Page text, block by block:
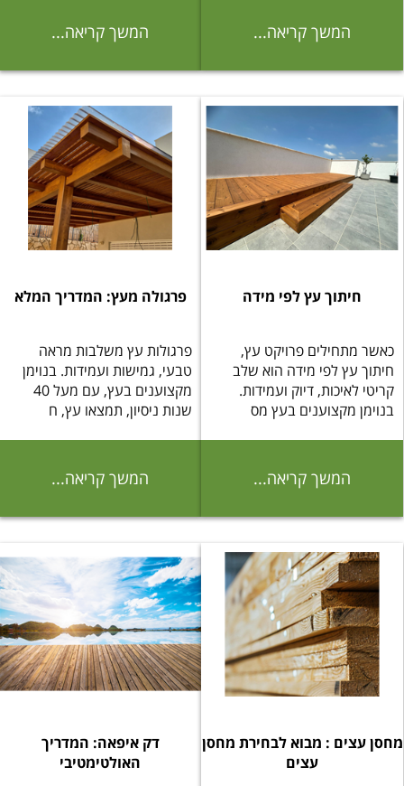
המשך קריאה... המשך קריאה...
פרגולה מעץ: המדריך המלא
פרגולות עץ משלבות מראה
טבעי, גמישות ועמידות. בנוימן
מקצוענים בעץ, עם מעל 40
שנות ניסיון, תמצאו עץ, ח
המשך קריאה...
חיתוך עץ לפי מידה
כאשר מתחילים פרויקט עץ,
חיתוך עץ לפי מידה הוא שלב
קריטי לאיכות, דיוק ועמידות.
בנוימן מקצוענים בעץ מס
המשך קריאה...
דק איפאה: המדריך
האולטימטיבי
מחסן עצים : מבוא לבחירת מחסן
עצים